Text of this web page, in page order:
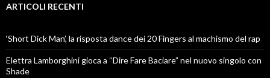
ARTICOLI RECENTI
‘Short Dick Man’, la risposta dance dei 20 Fingers al machismo del rap
Elettra Lamborghini gioca a “Dire Fare Baciare” nel nuovo singolo con
Shade